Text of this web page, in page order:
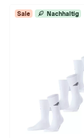
Sale Nachhaltig